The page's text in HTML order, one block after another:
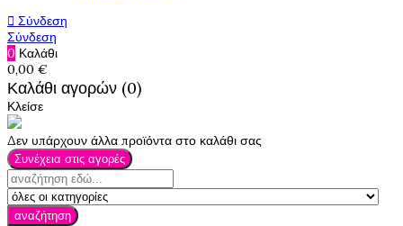
 Σύνδεση
Σύνδεση
0 Καλάθι
0,00 €
Καλάθι αγορών (0)
Κλείσε
Δεν υπάρχουν άλλα προϊόντα στο καλάθι σας
Συνέχεια στις αγορές
αναζήτηση